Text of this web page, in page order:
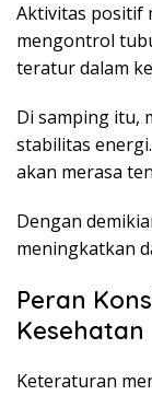
Aktivitas positif
mengontrol
teratur dalam
Di samping itu,
stabilitas
akan merasa
Dengan
meningkatkan
Peran
Kesehatan
Keteraturan